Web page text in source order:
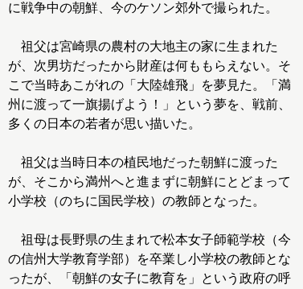
に戦争中の朝鮮、今のケソン郊外で撮られた。
祖父は宮崎県の農村の大地主の家に生まれた
が、次男坊だったから財産は何ももらえない。そ
こで当時あこがれの「大陸雄飛」を夢見た。「満
州に渡って一旗揚げよう！」という夢を、戦前、
多くの日本の若者が思い描いた。
祖父は当時日本の植民地だった朝鮮に渡った
が、そこから満州へと進まずに朝鮮にとどまって
小学校（のちに国民学校）の教師となった。
祖母は長野県の生まれで松本女子師範学校（今
の信州大学教育学部）を卒業し小学校の教師とな
ったが、「朝鮮の女子に教育を」という政府の呼